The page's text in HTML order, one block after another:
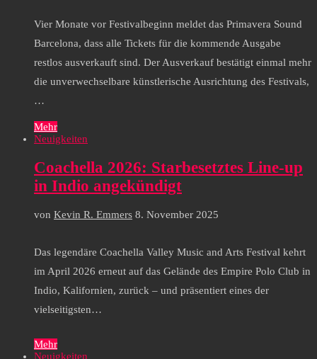
Vier Monate vor Festivalbeginn meldet das Primavera Sound
Barcelona, dass alle Tickets für die kommende Ausgabe
restlos ausverkauft sind. Der Ausverkauf bestätigt einmal mehr
die unverwechselbare künstlerische Ausrichtung des Festivals,
…
Mehr
Neuigkeiten
Coachella 2026: Starbesetztes Line-up
in Indio angekündigt
von Kevin R. Emmers 8. November 2025
Das legendäre Coachella Valley Music and Arts Festival kehrt
im April 2026 erneut auf das Gelände des Empire Polo Club in
Indio, Kalifornien, zurück – und präsentiert eines der
vielseitigsten…
Mehr
Neuigkeiten